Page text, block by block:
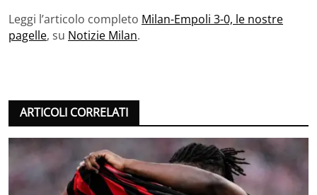
Leggi l’articolo completo Milan-Empoli 3-0, le nostre
pagelle, su Notizie Milan.
ARTICOLI CORRELATI